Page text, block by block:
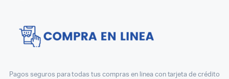
Pagos seguros para todas tus compras en linea con tarjeta de crédito